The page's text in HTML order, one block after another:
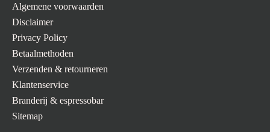
Algemene voorwaarden
Disclaimer
Privacy Policy
Betaalmethoden
Verzenden & retourneren
Klantenservice
Branderij & espressobar
Sitemap